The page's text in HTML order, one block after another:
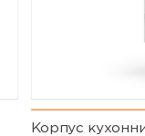
Корпус